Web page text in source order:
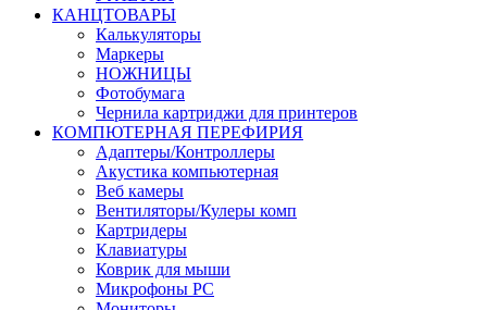
КАНЦТОВАРЫ
Калькуляторы
Маркеры
НОЖНИЦЫ
Фотобумага
Чернила картриджи для принтеров
КОМПЮТЕРНАЯ ПЕРЕФИРИЯ
Адаптеры/Контроллеры
Акустика компьютерная
Веб камеры
Вентиляторы/Кулеры комп
Картридеры
Клавиатуры
Коврик для мыши
Микрофоны PC